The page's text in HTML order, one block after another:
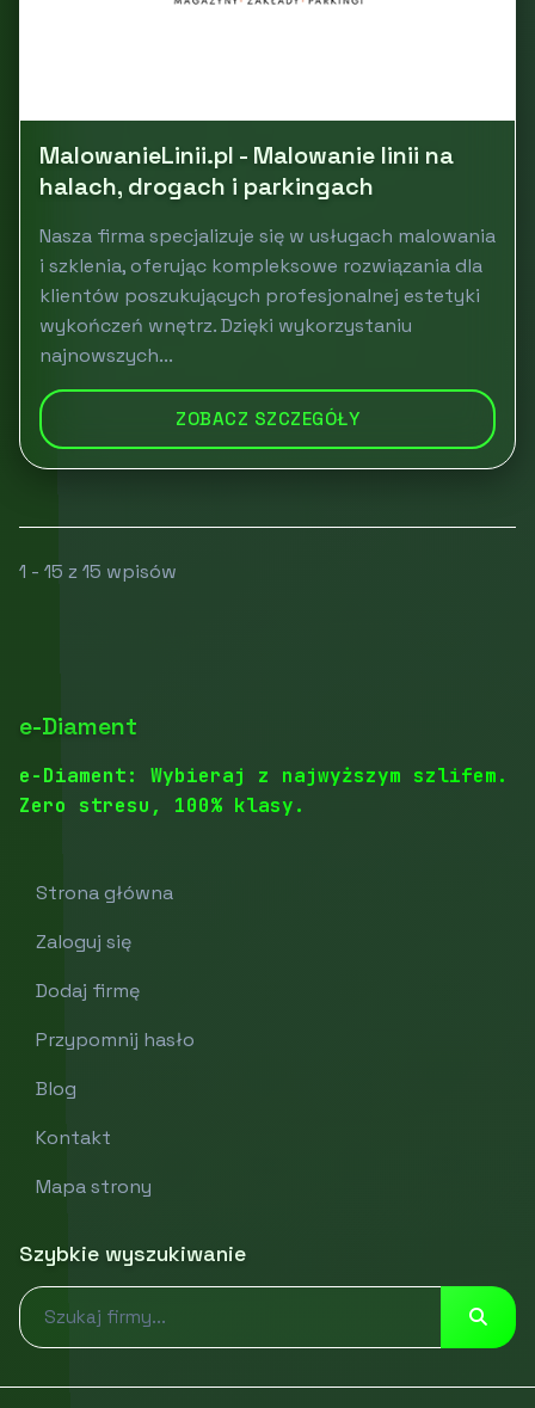
MalowanieLinii.pl - Malowanie linii na
halach, drogach i parkingach
Nasza firma specjalizuje się w usługach malowania
i szklenia, oferując kompleksowe rozwiązania dla
klientów poszukujących profesjonalnej estetyki
wykończeń wnętrz. Dzięki wykorzystaniu
najnowszych...
ZOBACZ SZCZEGÓŁY
1 - 15 z 15 wpisów
e-Diament
e-Diament: Wybieraj z najwyższym szlifem.
Zero stresu, 100% klasy.
Strona główna
Zaloguj się
Dodaj firmę
Przypomnij hasło
Blog
Kontakt
Mapa strony
Szybkie wyszukiwanie